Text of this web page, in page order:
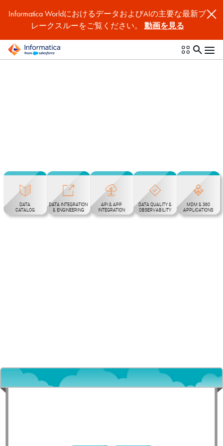
Informatica WorldにおけるデータおよびAIの主要な最新ブ
レークスルーをご覧ください。 動画を見る
DATA
CATALOG
DATA INTEGRATION
& ENGINEERING
API & APP
INTEGRATION
DATA QUALITY &
OBSERVABILITY
MDM & 360
APPLICATIONS